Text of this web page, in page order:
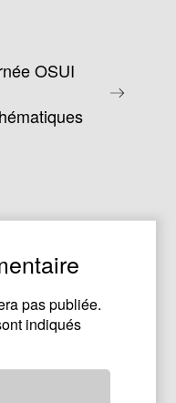
OSUI
pas publiée.
indiqués